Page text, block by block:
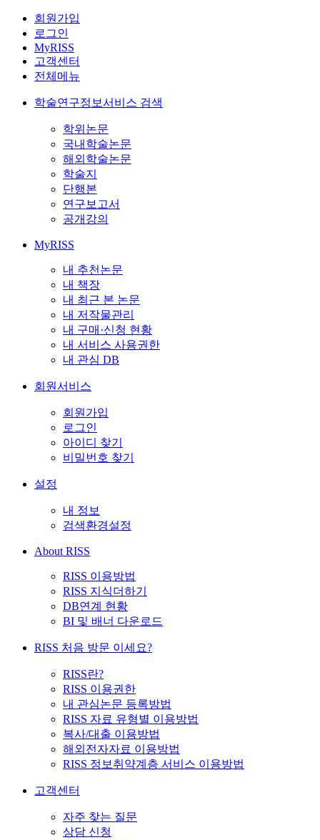
회원가입
로그인
MyRISS
고객센터
전체메뉴
학술연구정보서비스 검색
학위논문
국내학술논문
해외학술논문
학술지
단행본
연구보고서
공개강의
MyRISS
내 추천논문
내 책장
내 최근 본 논문
내 저작물관리
내 구매·신청 현황
내 서비스 사용권한
내 관심 DB
회원서비스
회원가입
로그인
아이디 찾기
비밀번호 찾기
설정
내 정보
검색환경설정
About RISS
RISS 이용방법
RISS 지식더하기
DB연계 현황
BI 및 배너 다운로드
RISS 처음 방문 이세요?
RISS란?
RISS 이용권한
내 관심논문 등록방법
RISS 자료 유형별 이용방법
복사/대출 이용방법
해외전자자료 이용방법
RISS 정보취약계층 서비스 이용방법
고객센터
자주 찾는 질문
상담 신청